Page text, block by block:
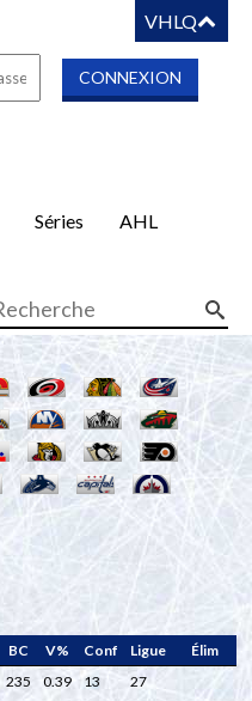
VHLQ
Séries
AHL
BC V% Conf Ligue
Élim
235 0.39 13
27